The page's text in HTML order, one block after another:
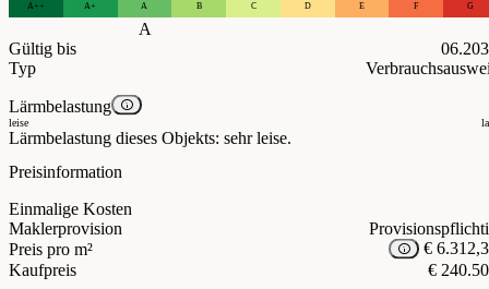
A++ A+ A B C D E F G
A
Gültig bis
Typ
Lärmbelastung
leise
Lärmbelastung dieses Objekts: sehr leise.
Preisinformation
Einmalige Kosten
Maklerprovision
Preis pro m²
€
Kaufpreis
€